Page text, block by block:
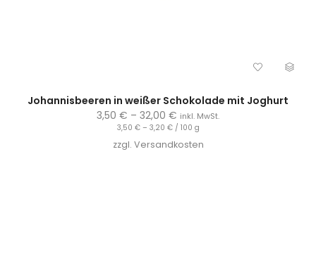
Johannisbeeren in weißer Schokolade mit Joghurt
3,50 € – 32,00 € inkl. MwSt.
3,50 €– 3,20 €/ 100 g
zzgl. Versandkosten